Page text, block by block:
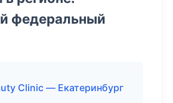
федеральный
Clinic — Екатеринбург